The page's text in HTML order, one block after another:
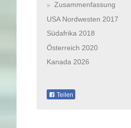
Zusammenfassung
USA Nordwesten 2017
Südafrika 2018
Österreich 2020
Kanada 2026
Teilen